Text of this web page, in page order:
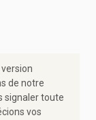
de notre
signaler toute
vos